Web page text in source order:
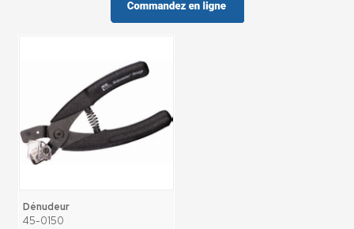
Dénudeur
45-0150